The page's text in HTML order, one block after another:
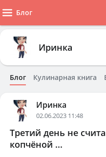
Блог
Иринка
Блог Кулинарная книга
Иринка
02.06.2023 11:48
Третий день не
копчёной ...